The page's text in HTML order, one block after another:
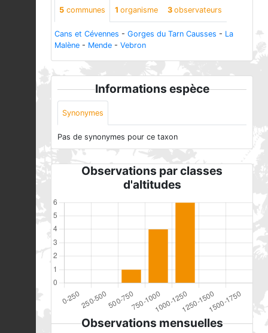
5 communes 1 organisme 3 observateurs
Cans et Cévennes - Gorges du Tarn Causses - La
Malène - Mende - Vebron
Informations espèce
Synonymes
Pas de synonymes pour ce taxon
Observations par classes
d'altitudes
Observations mensuelles